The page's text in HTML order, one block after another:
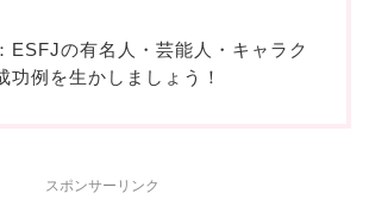
ESFJの有名人・芸能人・キャラク
功例を生かしましょう！
スポンサーリンク